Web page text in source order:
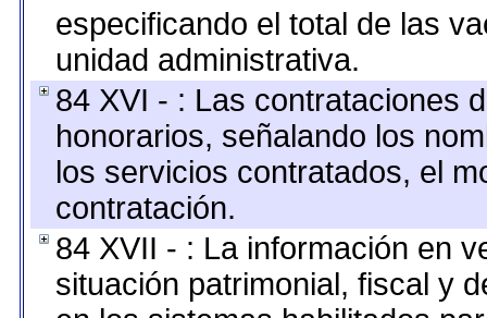
especificando el total de las
unidad administrativa.
84 XVI - : Las contrataciones
honorarios, señalando los
los servicios contratados, el
contratación.
84 XVII - : La información en
situación patrimonial, fiscal y